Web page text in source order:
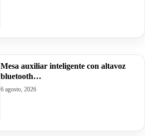
Mesa auxiliar inteligente con altavoz
bluetooth…
6 agosto, 2026